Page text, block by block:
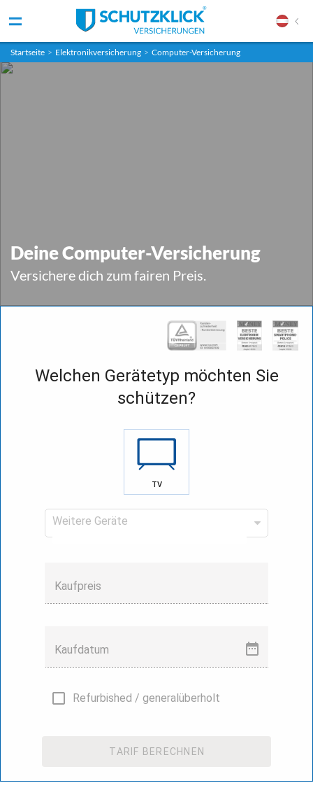
Startseite > Elektronikversicherung > Computer-Versicherung
Deine Computer-Versicherung
Versichere dich zum fairen Preis.
Welchen Gerätetyp möchten Sie
schützen?
TV
Weitere Geräte
Kaufpreis
Kaufdatum
Refurbished / generalüberholt
TARIF BERECHNEN